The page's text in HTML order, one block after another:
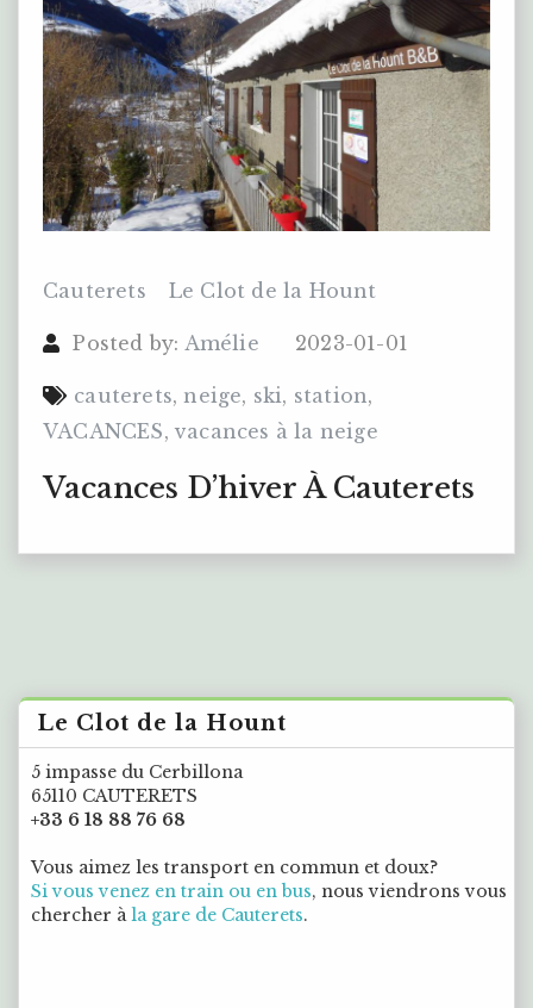
Cauterets Le Clot de la Hount
Posted by: Amélie 2023-01-01
cauterets,neige, ski, station,
VACANCES,vacances à la neige
Vacances D’hiver À Cauterets
Le Clot de la Hount
5 impasse du Cerbillona
65110 CAUTERETS
+33 6 18 88 76 68
Vous aimez les transport en commun et doux?
Si vous venez en train ou en bus, nous viendrons vous
chercher àla gare de Cauterets.